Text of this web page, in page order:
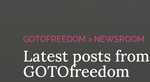
GOTOFREEDOM > NEWSROOM
Latest posts from
GOTOfreedom